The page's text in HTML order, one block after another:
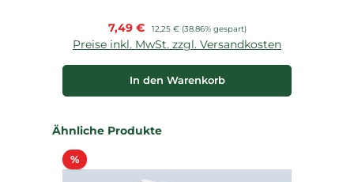
Verkaufspreis:
7,49 € Regulärer Preis:
12,25 € (38.86% gespart)
Preise inkl. MwSt. zzgl. Versandkosten
In den Warenkorb
Produktgalerie überspringen
Ähnliche Produkte
%Rabatt